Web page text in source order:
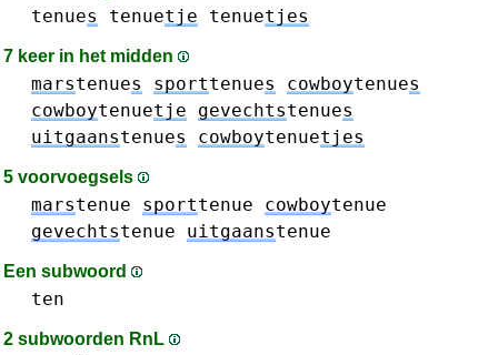
tenues tenuetje tenuetjes
7 keer in het midden
marstenues sporttenues cowboytenues
cowboytenuetje gevechtstenues
uitgaanstenues cowboytenuetjes
5 voorvoegsels
marstenue sporttenue cowboytenue
gevechtstenue uitgaanstenue
Een subwoord
ten
2 subwoorden RnL